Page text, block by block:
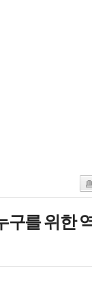
구를 위한